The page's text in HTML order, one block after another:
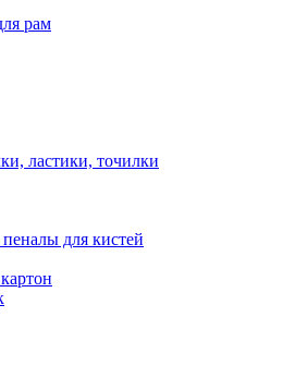
рам
ластики, точилки
для кистей